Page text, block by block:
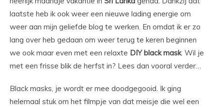
laatste heb ik ook weer een nieuwe lading energie om
weer aan mijn geliefde blog te werken. En omdat ik er zo
lang over heb gedaan om weer terug te keren beginnen
we ook maar even met een relaxte DIY black mask. Wil je
met een frisse blik de herfst in? Lees dan vooral verder…
Black masks, je wordt er mee doodgegooid. Ik ging
helemaal stuk om het filmpje van dat meisje die wel een